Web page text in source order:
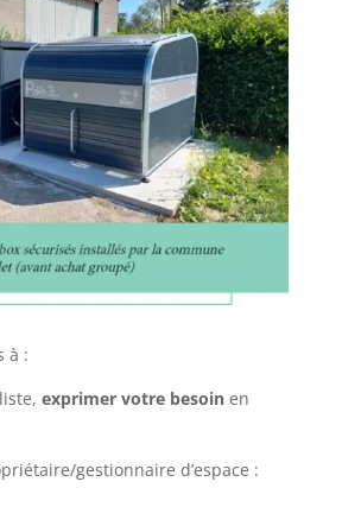
à :
exprimer votre besoinen
gestionnaire d’espace :